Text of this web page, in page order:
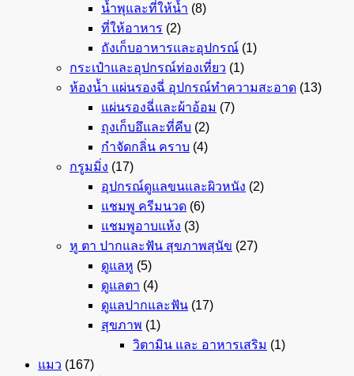
น้ำพุและที่ให้น้ำ (8)
ที่ให้อาหาร (2)
ถังเก็บอาหารและอุปกรณ์ (1)
กระเป๋าและอุปกรณ์ท่องเที่ยว (1)
ห้องน้ำ แผ่นรองฉี่ อุปกรณ์ทำความสะอาด (13)
แผ่นรองฉี่และผ้าอ้อม (7)
ถุงเก็บอึและที่คีบ (2)
กำจัดกลิ่น คราบ (4)
กรูมมิ่ง (17)
อุปกรณ์ดูแลขนและผิวหนัง (2)
แชมพู ครีมนวด (6)
แชมพูอาบแห้ง (3)
หู ตา ปากและฟัน สุขภาพสุนัข (27)
ดูแลหู (5)
ดูแลตา (4)
ดูแลปากและฟัน (17)
สุขภาพ (1)
วิตามิน และ อาหารเสริม (1)
แมว (167)